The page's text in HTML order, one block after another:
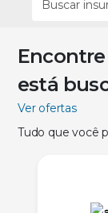
está
Ver ofertas
Tudo que você